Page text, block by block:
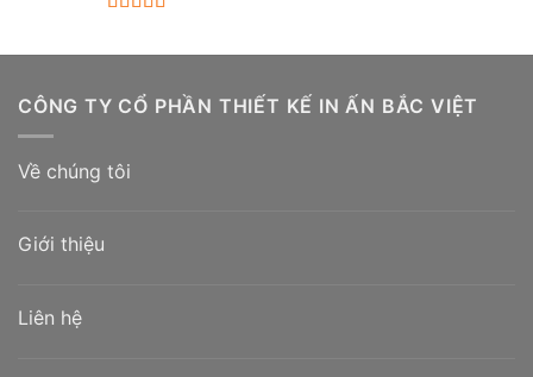
CÔNG TY CỔ PHẦN THIẾT KẾ IN ẤN BẮC VIỆT
Về chúng tôi
Giới thiệu
Liên hệ